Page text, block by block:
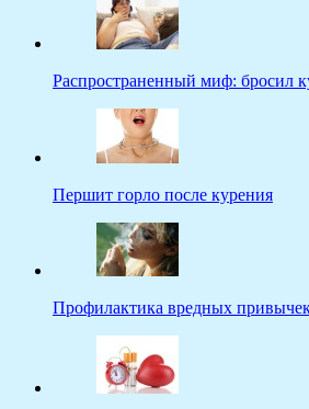
Распространенный миф: бросил
Першит горло после курения
Профилактика вредных